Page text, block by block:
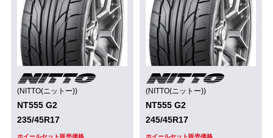
(NITTO(ニットー))
NT555 G2
235/45R17
(NITTO(ニットー))
NT555 G2
245/45R17